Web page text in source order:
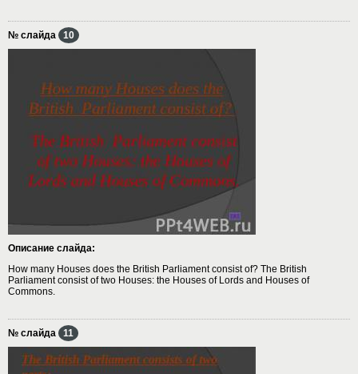
№ слайда 10
Описание слайда:
How many Houses does the British Parliament consist of? The British
Parliament consist of two Houses: the Houses of Lords and Houses of
Commons.
№ слайда 11